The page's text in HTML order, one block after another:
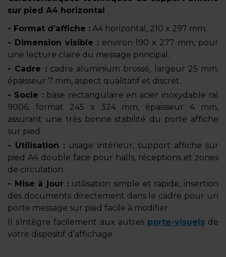
sur pied A4 horizontal
- Format d’affiche : A4 horizontal, 210 x 297 mm.
- Dimension visible :environ 190 x 277 mm, pour
une lecture claire du message principal.
- Cadre :cadre aluminium brossé, largeur 25 mm,
épaisseur 7 mm, aspect qualitatif et discret.
- Socle :base rectangulaire en acier inoxydable ral
9006, format 245 x 324 mm, épaisseur 4 mm,
assurant une très bonne stabilité du porte affiche
sur pied.
- Utilisation : usage intérieur, support affiche sur
pied A4 double face pour halls, réceptions et zones
de circulation.
- Mise à jour :utilisation simple et rapide, insertion
des documents directement dans le cadre pour un
porte message sur pied facile à modifier.
Il s’intègre facilement aux autres porte-visuels de
votre dispositif d’affichage.